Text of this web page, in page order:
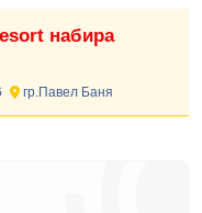
набира
гр.Павел Баня